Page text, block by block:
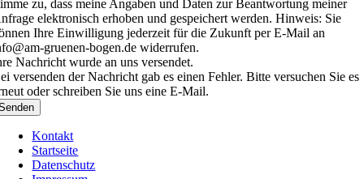
zu, dass meine Angaben und Daten zur Beantwortung meiner
elektronisch erhoben und gespeichert werden. Hinweis: Sie
Ihre Einwilligung jederzeit für die Zukunft per E-Mail an
gruenen-bogen.de widerrufen.
Nachricht wurde an uns versendet.
versenden der Nachricht gab es einen Fehler. Bitte versuchen Sie es
oder schreiben Sie uns eine E-Mail.
Kontakt
Startseite
Datenschutz